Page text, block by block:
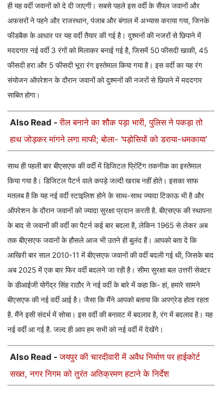
ही यह वर्दी जवानों को दे दी जाएगी। सबसे पहले इस वर्दी के सैंपल जवानों और
अफसरों ने पहने और राजस्थान, पंजाब और बंगाल में अभ्यास कराया गया, जिनके
फीडबैक के आधार पर यह वर्दी तैयार की गई है। दुश्मनों की नजरों से छिपाने में
मददगार नई वर्दी 3 रंगों को मिलाकर बनाई गई है, जिसमें 50 फीसदी खाकी, 45
फीसदी हरा और 5 फीसदी भूरा रंग इस्तेमाल किया गया है। इस वर्दी का यह रंग
संयोजन ऑपरेशन के दौरान जवानों को दुश्मनों की नजरों से छिपाने में मददगार
साबित होगा।
Also Read -रील बनाने का शौक पड़ा भारी, पुलिस ने पकड़ा तो
हाथ जोड़कर मांगने लगा माफी; बोला- ‘पड़ोसियों को डराया-धमकाया’
साथ ही पहली बार बीएसएफ की वर्दी में डिजिटल प्रिंटिंग तकनीक का इस्तेमाल
किया गया है। डिजिटल पैटर्न वाले कपड़े जल्दी खराब नहीं होते। इसका साफ
मतलब है कि यह नई वर्दी स्टाइलिश होने के साथ-साथ ज्यादा टिकाऊ भी है और
ऑपरेशन के दौरान जवानों को ज्यादा सुरक्षा प्रदान करती है. बीएसएफ की स्थापना
के बाद से जवानों की वर्दी का पैटर्न कई बार बदला है, लेकिन 1965 से लेकर अब
तक बीएसएफ जवानों के हौसले आज भी उतने ही बुलंद हैं। आपको बता दें कि
आखिरी बार साल 2010-11 में बीएसएफ जवानों की वर्दी बदली गई थी, जिसके बाद
अब 2025 में एक बार फिर वर्दी बदलने जा रही है। सीमा सुरक्षा बल उत्तरी सेक्टर
के डीआईजी योगेंद्र सिंह राठौर ने नई वर्दी के बारे में कहा कि- हां, हमारे सामने
बीएसएफ की नई वर्दी आई है। जैसा कि मैंने आपको बताया कि अपग्रेड होता रहता
है. मैंने इसी संदर्भ में सोचा। इस वर्दी की बनावट में बदलाव है, रंग में बदलाव है। यह
नई वर्दी आ गई है. जल्द ही आप हम सभी को नई वर्दी में देखेंगे।
Also Read -जयपुर की चारदीवारी में अवैध निर्माण पर हाईकोर्ट
सख्त, नगर निगम को तुरंत अतिक्रमण हटाने के निर्देश